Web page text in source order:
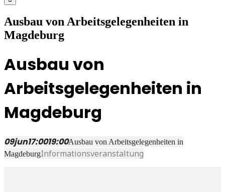
Ausbau von Arbeitsgelegenheiten in
Magdeburg
Ausbau von
Arbeitsgelegenheiten in
Magdeburg
09jun17:0019:00Ausbau von Arbeitsgelegenheiten in
MagdeburgInformationsveranstaltung